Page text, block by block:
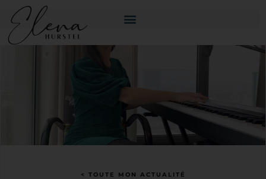
< TOUTE MON ACTUALITÉ